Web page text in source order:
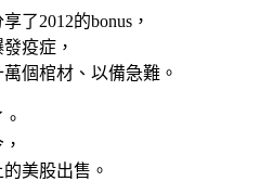
了2012的bonus，
疫症，
個棺材、以備急難。
美股出售。